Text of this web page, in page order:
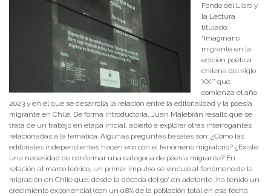
Fondo del Libro y
la Lectura
titulado:
“Imaginario
migrante en la
edición poética
chilena del siglo
XXI” que
comienza el año
2023 y en el que se desarrolla la relación entre la editorialidad y la poesía
migrante en Chile. De forma introductoria, Juan Malebrán resaltó que se
trata de un trabajo en etapa inicial, abierto a explorar otras interrogantes
relacionadas a la temática. Algunas preguntas basales son: ¿Cómo las
editoriales independientes hacen eco con el fenómeno migratorio? ¿Existe
una necesidad de conformar una categoría de poesía migrante? En
relación al marco teórico, un primer impulso se vinculó al fenómeno de la
migración en Chile que, desde la década del 90’ en adelante, ha tenido un
crecimiento exponencial (con un 0.8% de la población total en esa fecha